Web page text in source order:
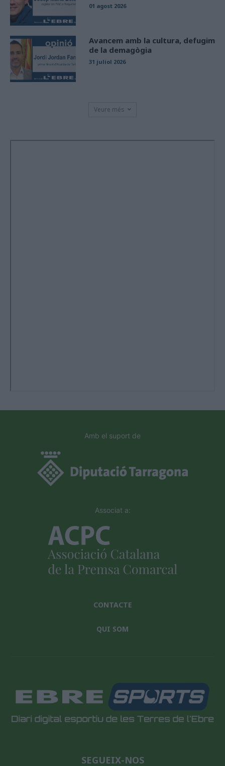
01 agost 2026
Avancem amb la cultura, defugim
de la demagògia
31 juliol 2026
Veure més
Amb el suport de
Associat a:
CONTACTE
QUI SOM
SEGUEIX-NOS